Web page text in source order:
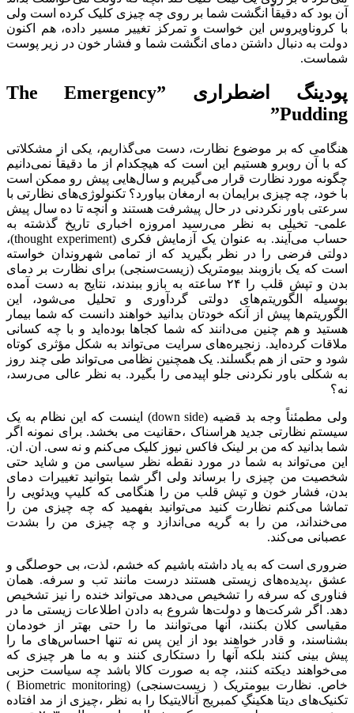
آن بود که دقیقاً انگشت شما بر روی چه چیزی کلیک کرده است ولی
با کروناویروس این خواست و تمرکز تغییر مسیر داده، هم اکنون
دولت به دنبال داشتن دمای انگشت شما و فشار خون در زیر پوست
شماست.
پودینگ اضطراری ”The Emergency
Pudding
”
هنگامی که بر موضوع نظارت، دست می‌گذاریم، یکی از مشکلاتی
که با آن روبرو هستیم این است که هیچکدام از ما دقیقاً نمی‌دانیم
چگونه مورد نظارت قرار می‌گیریم و سال‌هایی پیش رو ممکن است
با خود، چه چیزی برایمان به ارمغان بیاورد؟ تکنولوژی‌های نظارتی با
سرعتی باور نکردنی در حال پیشرفت هستند و آنچه تا ده سال پیش
علمی- تخیلی به نظر می‌رسید امروزه اخباری تاریخ گذشته به
حساب می‌آیند. به عنوان یک آزمایش فکری (thought experiment)،
دولتی فرضی را در نظر بگیرید که از تمامی شهروندان خواسته
است که یک بازوبند بیومتریک (زیست‌سنجی) برای نظارت بر دمای
بدن و تپش قلب را ۲۴ ساعته به بازو ببندند، نتایج به دست آمده
بوسیله الگوریتم‌های دولتی گردآوری و تحلیل می‌شود، این
الگوریتم‌ها پیش از آنکه خودتان بدانید خواهند دانست که شما بیمار
هستید و هم چنین می‌دانند که شما کجاها بوده‌اید و با چه کسانی
ملاقات کرده‌اید. زنجیره‌های سرایت می‌تواند به شکل مؤثری کوتاه
شود و حتی از هم بگسلند. یک همچنین نظامی می‌تواند طی چند روز
به شکلی باور نکردنی جلو اپیدمی را بگیرد. به نظر عالی می‌رسد،
نه؟
ولی مطمئناً وجه بد قضیه (down side) اینست که این نظام به یک
سیستم نظارتی جدید هراسناک ،حقانیت می بخشد. برای نمونه اگر
شما بدانید که من بر لینک فاکس نیوز کلیک می‌کنم و نه سی. ان. ان.
این می‌تواند به شما در مورد نقطه نظر سیاسی من و شاید حتی
شخصیت من چیزی را برساند ولی اگر شما بتوانید تغییرات دمای
بدن، فشار خون و تپش قلب من را هنگامی که کلیپ ویدئویی را
تماشا می‌کنم نظارت کنید می‌توانید بفهمید که چه چیزی من را
می‌خنداند، من را به گریه می‌اندازد و چه چیزی من را بشدت
عصبانی می‌کند.
ضروری است که به یاد داشته باشیم که خشم، لذت، بی حوصلگی و
عشق ،پدیده‌های زیستی هستند درست مانند تب و سرفه. همان
فناوری که سرفه را تشخیص می‌دهد می‌تواند خنده را نیز تشخیص
دهد. اگر شرکت‌ها و دولت‌ها شروع به دادن اطلاعات زیستی ما در
مقیاسی کلان بکنند، آنها می‌توانند ما را حتی بهتر از خودمان
بشناسند، و قادر خواهند بود از این پس نه تنها احساس‌های ما را
پیش بینی کنند بلکه آنها را دستکاری کنند و به ما هر چیزی که
می‌خواهند دیکته کنند، چه به صورت کالا باشد چه سیاست حزبی
خاص. نظارت بیومتریک ( زیست‌سنجی) (Biometric monitoring )
تکنیک‌های دیتا هکینگِ کمبریج آنالایتیکا را به نظر ،چیزی از مد افتاده